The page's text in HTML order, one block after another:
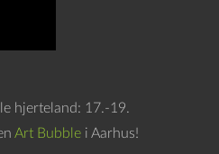
hjerteland: 17.-19.
Art Bubblei Aarhus!